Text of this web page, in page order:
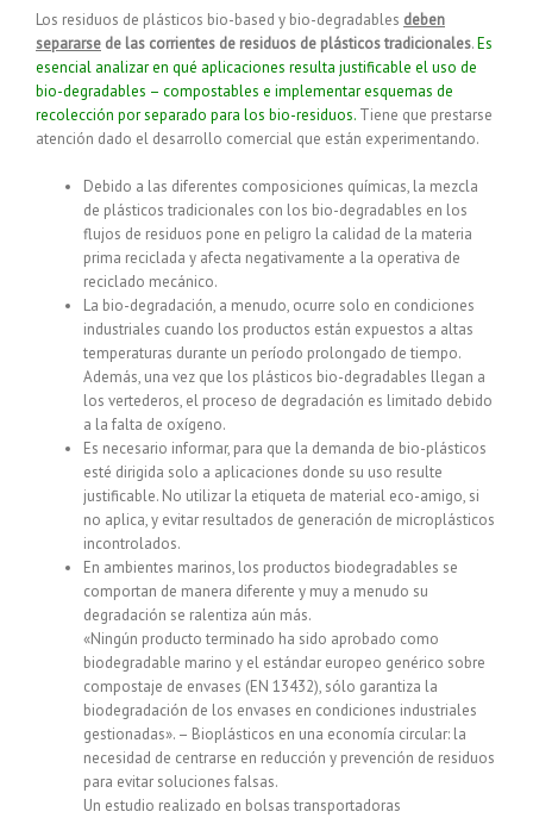
Los residuos de plásticos bio-based y bio-degradables deben
separarse de las corrientes de residuos de plásticos tradicionales.Es
esencial analizar en qué aplicaciones resulta justificable el uso de
bio-degradables – compostables e implementar esquemas de
recolección por separado para los bio-residuos. Tiene que prestarse
atención dado el desarrollo comercial que están experimentando.
Debido a las diferentes composiciones químicas, la mezcla
de plásticos tradicionales con los bio-degradables en los
flujos de residuos pone en peligro la calidad de la materia
prima reciclada y afecta negativamente a la operativa de
reciclado mecánico.
La bio-degradación, a menudo, ocurre solo en condiciones
industriales cuando los productos están expuestos a altas
temperaturas durante un período prolongado de tiempo.
Además, una vez que los plásticos bio-degradables llegan a
los vertederos, el proceso de degradación es limitado debido
a la falta de oxígeno.
Es necesario informar, para que la demanda de bio-plásticos
esté dirigida solo a aplicaciones donde su uso resulte
justificable. No utilizar la etiqueta de material eco-amigo, si
no aplica, y evitar resultados de generación de microplásticos
incontrolados.
En ambientes marinos, los productos biodegradables se
comportan de manera diferente y muy a menudo su
degradación se ralentiza aún más.
«Ningún producto terminado ha sido aprobado como
biodegradable marino y el estándar europeo genérico sobre
compostaje de envases (EN 13432), sólo garantiza la
biodegradación de los envases en condiciones industriales
gestionadas». – Bioplásticos en una economía circular: la
necesidad de centrarse en reducción y prevención de residuos
para evitar soluciones falsas.
Un estudio realizado en bolsas transportadoras